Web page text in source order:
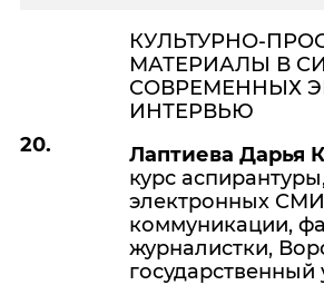
20.
КУЛЬТУРНО-
МАТЕРИАЛЫ В
СОВРЕМЕННЫХ
ИНТЕРВЬЮ
Лаптиева Дарья
курс
электронных
коммуникации,
журналистки,
государственный